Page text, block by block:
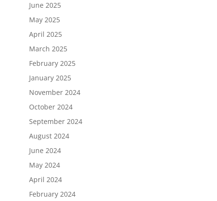
June 2025
May 2025
April 2025
March 2025
February 2025
January 2025
November 2024
October 2024
September 2024
August 2024
June 2024
May 2024
April 2024
February 2024